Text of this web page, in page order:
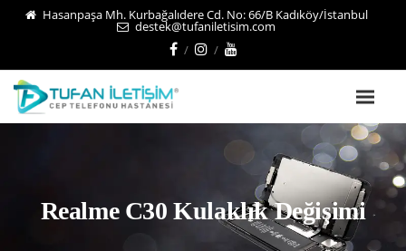
Hasanpaşa Mh. Kurbağalıdere Cd. No: 66/B Kadıköy/İstanbul
destek@tufaniletisim.com
Realme C30 Kulaklık Değişimi